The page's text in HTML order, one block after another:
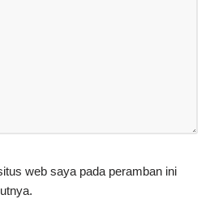
web saya pada peramban ini